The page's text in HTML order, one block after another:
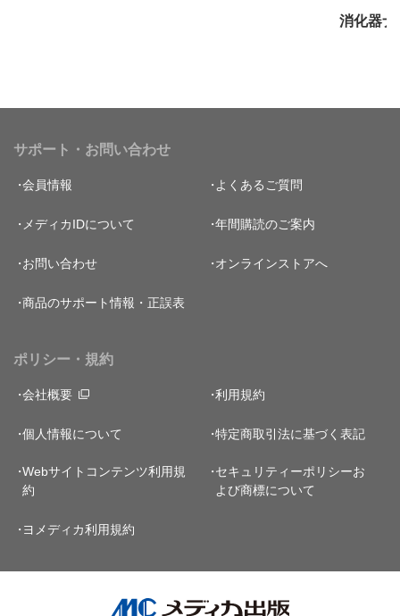
消化器
サポート・お問い合わせ
会員情報 よくあるご質問
メディカIDについて 年間購読のご案内
お問い合わせ オンラインストアへ
商品のサポート情報・正誤表
ポリシー・規約
会社概要 利用規約
個人情報について 特定商取引法に基づく表記
Webサイトコンテンツ利用規
約
セキュリティーポリシーお
よび商標について
ヨメディカ利用規約